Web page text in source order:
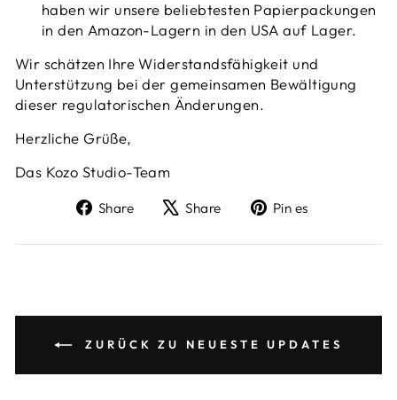
haben wir unsere beliebtesten Papierpackungen
in den Amazon-Lagern in den USA auf Lager.
Wir schätzen Ihre Widerstandsfähigkeit und
Unterstützung bei der gemeinsamen Bewältigung
dieser regulatorischen Änderungen.
Herzliche Grüße,
Das Kozo Studio-Team
Share
Auf
teilen
Share
Twittern
auf
Pin es
pinnen
ZURÜCK ZU NEUESTE UPDATES